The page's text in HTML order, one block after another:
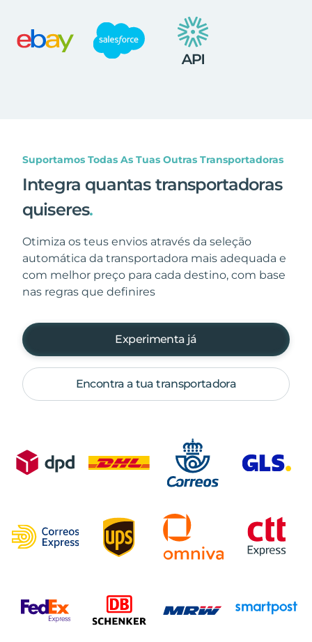
Suportamos Todas As Tuas Outras Transportadoras
Integra quantas transportadoras
quiseres.
Otimiza os teus envios através da seleção
automática da transportadora mais adequada e
com melhor preço para cada destino, com base
nas regras que definires
Experimenta já
Encontra a tua transportadora